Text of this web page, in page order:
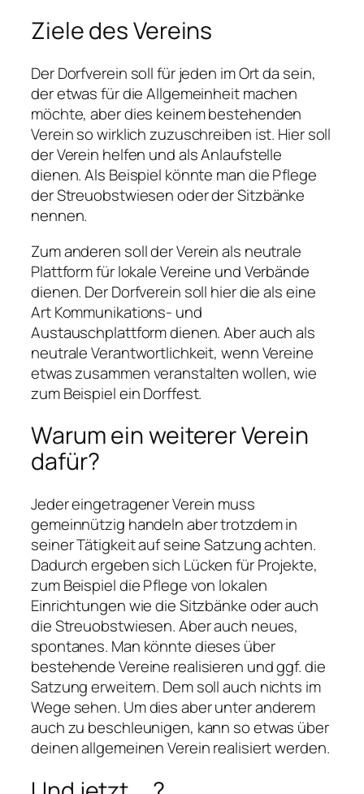
Ziele des Vereins
Der Dorfverein soll für jeden im Ort da sein,
der etwas für die Allgemeinheit machen
möchte, aber dies keinem bestehenden
Verein so wirklich zuzuschreiben ist. Hier soll
der Verein helfen und als Anlaufstelle
dienen. Als Beispiel könnte man die Pflege
der Streuobstwiesen oder der Sitzbänke
nennen.
Zum anderen soll der Verein als neutrale
Plattform für lokale Vereine und Verbände
dienen. Der Dorfverein soll hier die als eine
Art Kommunikations- und
Austauschplattform dienen. Aber auch als
neutrale Verantwortlichkeit, wenn Vereine
etwas zusammen veranstalten wollen, wie
zum Beispiel ein Dorffest.
Warum ein weiterer Verein
dafür?
Jeder eingetragener Verein muss
gemeinnützig handeln aber trotzdem in
seiner Tätigkeit auf seine Satzung achten.
Dadurch ergeben sich Lücken für Projekte,
zum Beispiel die Pflege von lokalen
Einrichtungen wie die Sitzbänke oder auch
die Streuobstwiesen. Aber auch neues,
spontanes. Man könnte dieses über
bestehende Vereine realisieren und ggf. die
Satzung erweitern. Dem soll auch nichts im
Wege sehen. Um dies aber unter anderem
auch zu beschleunigen, kann so etwas über
deinen allgemeinen Verein realisiert werden.